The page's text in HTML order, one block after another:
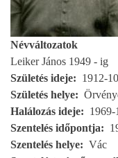
Névváltozatok
Leiker János 1949 - ig
Születés ideje
1912-
Születés helye
Halálozás ideje
1969-
Szentelés időpontja
Szentelés helye
Vác